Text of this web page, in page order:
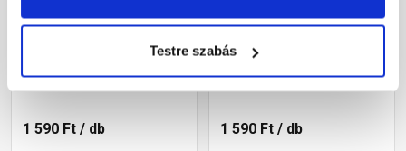
Testre szabás
gránit
Rendelésre
1 590 Ft / db
téglavörös
Rendelésre
1 590 Ft / db